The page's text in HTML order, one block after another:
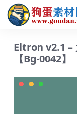
Eltron v2.1 –
【Bg-0042】